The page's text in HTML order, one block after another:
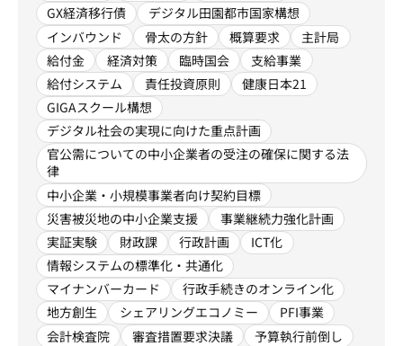
GX経済移行債
デジタル田園都市国家構想
インバウンド
骨太の方針 概算要求
主計局
給付金
経済対策 臨時国会
支給事業
給付システム
責任投資原則
健康日本21
GIGAスクール構想
デジタル社会の実現に向けた重点計画
官公需についての中小企業者の受注の確保に関する法
律
中小企業・小規模事業者向け契約目標
災害被災地の中小企業支援
事業継続力強化計画
実証実験
財政課 行政計画
ICT化
情報システムの標準化・共通化
マイナンバーカード
行政手続きのオンライン化
地方創生
シェアリングエコノミー
PFI事業
会計検査院
審査措置要求決議
予算執行前倒し